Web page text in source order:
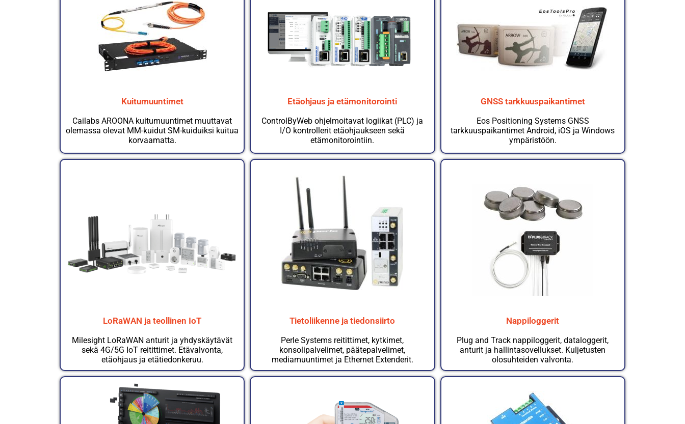
Kuitumuuntimet
Cailabs AROONA kuitumuuntimet muuttavat
olemassa olevat MM-kuidut SM-kuiduiksi kuitua
korvaamatta.
Etäohjaus ja etämonitorointi
ControlByWeb ohjelmoitavat logiikat (PLC) ja
I/O kontrollerit etäohjaukseen sekä
etämonitorointiin.
GNSS tarkkuuspaikantimet
Eos Positioning Systems GNSS
tarkkuuspaikantimet Android, iOS ja Windows
ympäristöön.
LoRaWAN ja teollinen IoT
Milesight LoRaWAN anturit ja yhdyskäytävät
sekä 4G/5G IoT reitittimet. Etävalvonta,
etäohjaus ja etätiedonkeruu.
Tietoliikenne ja tiedonsiirto
Perle Systems reitittimet, kytkimet,
konsolipalvelimet, päätepalvelimet,
mediamuuntimet ja Ethernet Extenderit.
Nappiloggerit
Plug and Track nappiloggerit, dataloggerit,
anturit ja hallintasovellukset. Kuljetusten
olosuhteiden valvonta.